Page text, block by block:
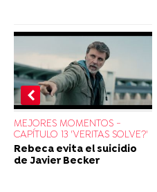
MEJORES MOMENTOS -
CAPÍTULO 13 'VERITAS SOLVE?'
Rebeca evita el suicidio
de Javier Becker